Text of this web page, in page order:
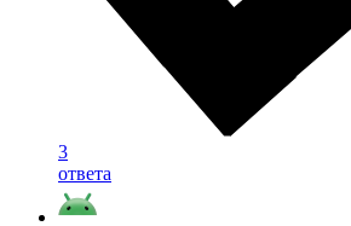
3
ответа